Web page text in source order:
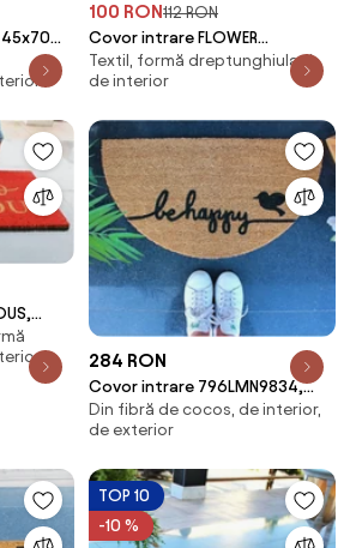
45x70
100 RON112 RON
Covor intrare FLOWER
COLLAGE, 45x70 cm, forma
dreptunghiulara, pasla/P
Textil, formă dreptunghiulară,
de interior
coco
284 RON
Covor intrare 796LMN9834,
40x70 cm, forma atipica, fibra
de cocos, mar
Din fibră de cocos, de interior,
de exterior
TOP 10
-10 %